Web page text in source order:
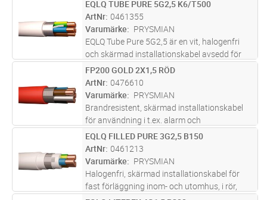
upphängd i bärlina. UV-skyddad för
utomhusbruk i Norden. Ledarisolering
mer
M Lägg i kundvagn
EQLQ TUBE PURE 5G2,5 K6/T500
ArtNr 0461355
Varumärke
PRYSMIAN
EQLQ Tube Pure 5G2,5 är en vit, halogenfri
och skärmad installationskabel avsedd för
fast förläggning i både inom- och
utomhusmiljöer. Kabeln är uppbyggd med
entrådiga ledare, aluminiumband och
förte...läs mer
M Lägg i kundvagn
FP200 GOLD 2X1,5 RÖD
ArtNr 0476610
Varumärke
PRYSMIAN
Brandresistent, skärmad installationskabel
för användning i t.ex. alarm och
signalutrustningar, för att få människor i
säkerhet vid inträffande av brand (testade
mot de högsta kraven för brandresiste
mer
M Lägg i kundvagn
EQLQ FILLED PURE 3G2,5 B150
ArtNr 0461213
Varumärke
PRYSMIAN
Halogenfri, skärmad installationskabel för
fast förläggning inom- och utomhus, i rör,